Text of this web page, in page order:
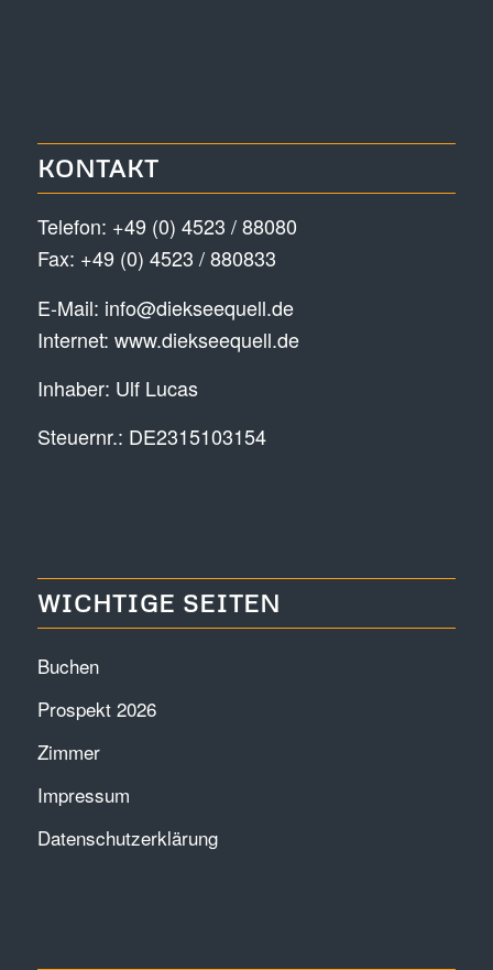
KONTAKT
Telefon: +49 (0) 4523 / 88080
Fax: +49 (0) 4523 / 880833
E-Mail: info@diekseequell.de
Internet: www.diekseequell.de
Inhaber: Ulf Lucas
Steuernr.: DE2315103154
WICHTIGE SEITEN
Buchen
Prospekt 2026
Zimmer
Impressum
Datenschutzerklärung